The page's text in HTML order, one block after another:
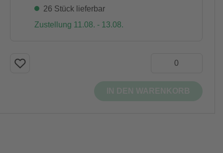
26 Stück lieferbar
Zustellung 11.08. - 13.08.